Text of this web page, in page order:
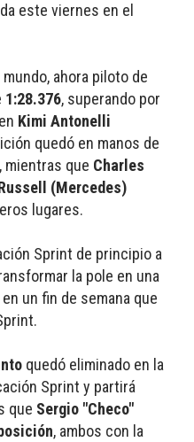
este viernes en el
1:28.376, superando por
Kimi Antonelli
, mientras que Charles
(Mercedes)
lugares.
Sprint de principio a
la pole en una
un fin de semana que
quedó eliminado en la
Sprint y partirá
que Sergio "Checo"
, ambos con la